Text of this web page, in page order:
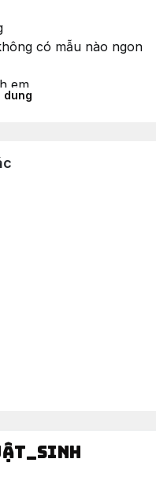
có mẫu nào ngon
em
#chienthuat
dung